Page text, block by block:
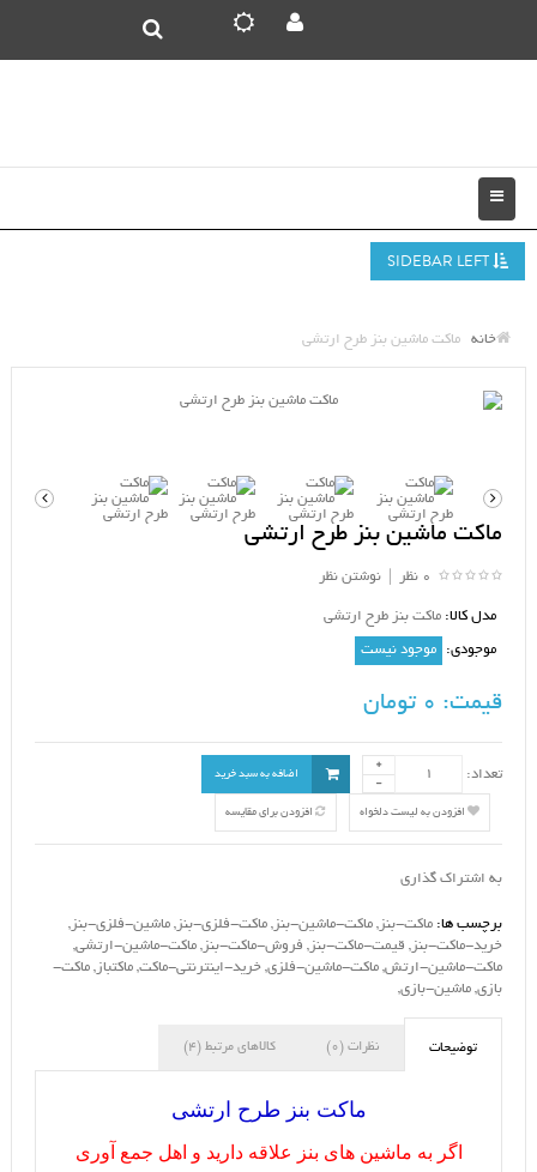
خانه ماکت ماشین بنز طرح ارتشی
ماکت ماشین بنز طرح ارتشی
0 نظر نوشتن نظر
مدل کالا: ماکت بنز طرح ارتشی
موجودی: موجود نیست
قیمت:
تعداد: اضافه به سبد خرید
افزودن به لیست دلخواه افزودن برای مقایسه
به اشتراک گذاری
برچسب ها: ماکت-بنز , ماکت-ماشین-بنز , ماکت-فلزی-بنز , ماشین-فلزی-بنز ,
خرید-ماکت-بنز , قیمت-ماکت-بنز , فروش-ماکت-بنز , ماکت-ماشین-ارتشی,
ماکت-ماشین-ارتش, ماکت-ماشین-فلزی, خرید-اینترنتی-ماکت, ماکتباز , ماکت-
بازی, ماشین-بازی,
توضیحات نظرات (0) کالاهای مرتبط (4)
ماکت بنز طرح ارتشی
اگر به ماشین های بنز علاقه دارید و اهل جمع آوری